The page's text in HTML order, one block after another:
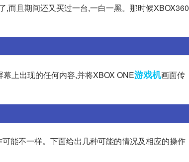
而且期间还又买过一台,一白一黑。那时候XBOX360
上出现的任何内容,并将XBOX ONE游戏机画面传
能不一样。下面给出几种可能的情况及相应的操作